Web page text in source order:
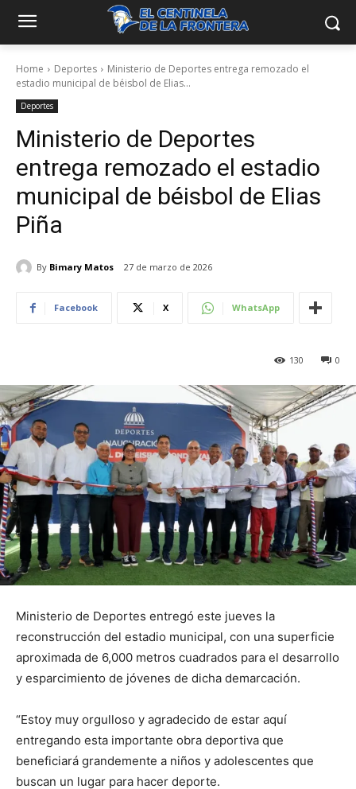
Home Deportes
Ministerio de Deportes entrega remozado el
estadio municipal de béisbol de Elias...
Deportes
Ministerio de Deportes
entrega remozado el estadio
municipal de béisbol de Elias
Piña
By Bimary Matos 27 de marzo de 2026
Facebook X WhatsApp
0
130
Ministerio de Deportes entregó este jueves la
reconstrucción del estadio municipal, con una superficie
aproximada de 6,000 metros cuadrados para el desarrollo
y esparcimiento de jóvenes de dicha demarcación.
“Estoy muy orgulloso y agradecido de estar aquí
entregando esta importante obra deportiva que
beneficiará grandemente a niños y adolescentes que
buscan un lugar para hacer deporte.